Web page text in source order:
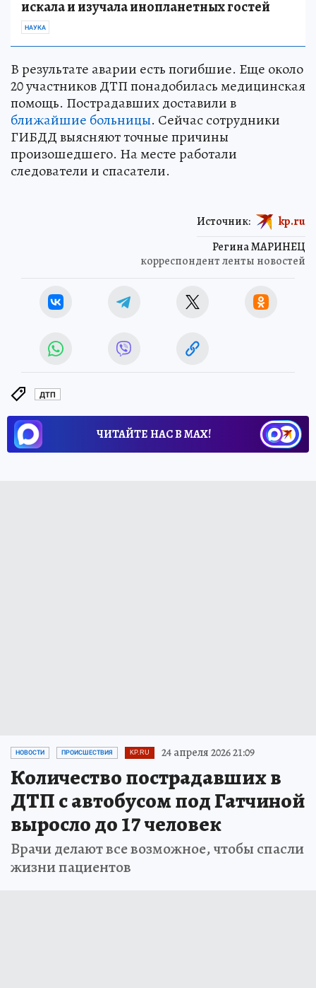
искала и изучала инопланетных гостей
НАУКА
В результате аварии есть погибшие. Еще около
20 участников ДТП понадобилась медицинская
помощь. Пострадавших доставили в
ближайшие больницы. Сейчас сотрудники
ГИБДД выясняют точные причины
произошедшего. На месте работали
следователи и спасатели.
Регина МАРИНЕЦ
корреспондент ленты новостей
Источник: kp.ru
ДТП
ЧИТАЙТЕ НАС В МАХ!
НОВОСТИ ПРОИСШЕСТВИЯ KP.RU 24 апреля 2026 21:09
Количество пострадавших в
ДТП с автобусом под Гатчиной
выросло до 17 человек
Врачи делают все возможное, чтобы спасли
жизни пациентов